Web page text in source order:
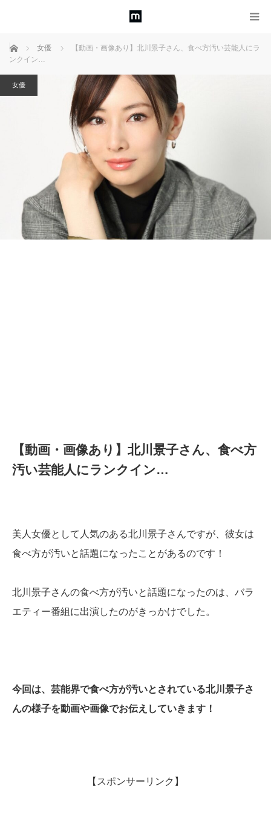
ホーム 女優
【動画・画像あり】北川景子さん、食べ方汚い芸能人にラ
ンクイン…
女優
【動画・画像あり】北川景子さん、食べ方
汚い芸能人にランクイン…
美人女優として人気のある北川景子さんですが、彼女は
食べ方が汚いと話題になったことがあるのです！
北川景子さんの食べ方が汚いと話題になったのは、バラ
エティー番組に出演したのがきっかけでした。
今回は、芸能界で食べ方が汚いとされている北川景子さ
んの様子を動画や画像でお伝えしていきます！
【スポンサーリンク】